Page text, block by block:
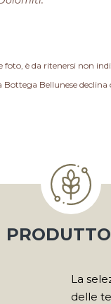
foto, è da ritenersi non
Bellunese
La
delle